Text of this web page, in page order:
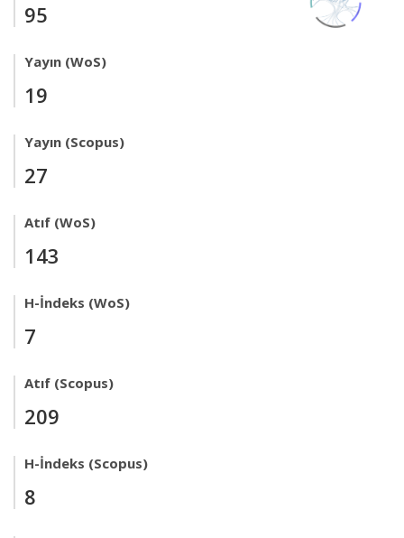
95
Yayın (WoS)
19
Yayın (Scopus)
27
Atıf (WoS)
143
H-İndeks (WoS)
7
Atıf (Scopus)
209
H-İndeks (Scopus)
8